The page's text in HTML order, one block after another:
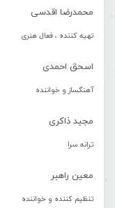
محمدرضا اقدسی
تهیه کننده ، فعال هنری
اسحق احمدی
آهنگساز و خواننده
مجید ذاکری
ترانه سرا
معین راهبر
تنظیم کننده و خواننده